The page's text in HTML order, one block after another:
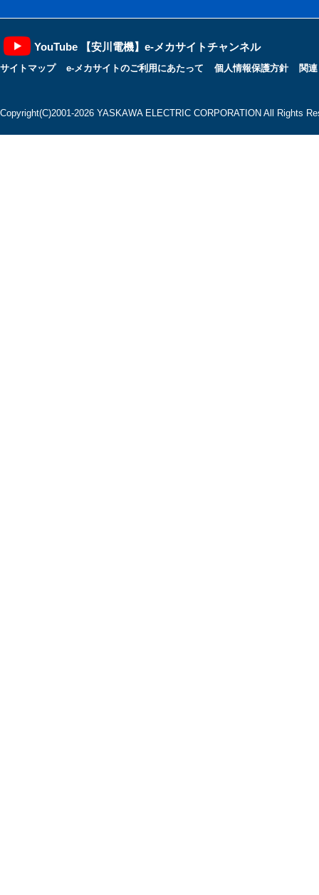
YouTube 【安川電機】e-メカサイトチャンネル
サイトマップ e-メカサイトのご利用にあたって 個人情報保護方針 関
Copyright(C)2001‐2026 YASKAWA ELECTRIC CORPORATION All Rights